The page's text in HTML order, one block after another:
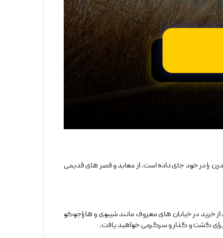
را در خود جای داده است. از معابد و قصر های قدیمی
خرید در خیابان ‌های معروف مانند شیبوی و هاراجوکو
برای گشت و گذار و سرگرمی خواهید یافت.